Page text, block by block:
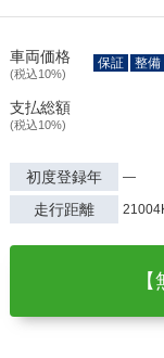
車両価格
(税込10%)
保証 整備
支払総額
(税込10%)
初度登録年 ―
走行距離